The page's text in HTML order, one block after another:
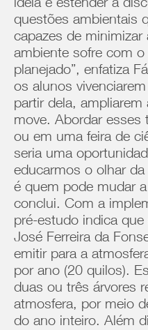
ideia é estender a
questões ambientais
capazes de
ambiente sofre com
planejado”, enfatiza
os alunos
partir dela,
move. Abordar esses
ou em uma feira de
seria uma
educarmos o olhar
é quem pode mudar
conclui. Com a
pré-estudo indica
José Ferreira da
emitir para a
por ano (20 quilos).
duas ou três árvores
atmosfera, por meio
do ano inteiro. Além